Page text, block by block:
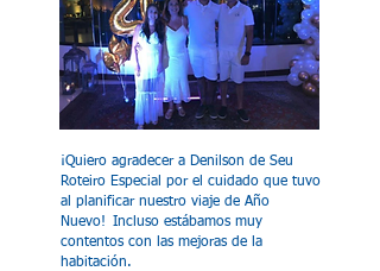
¡Quiero agradecer a Denilson de Seu
Roteiro Especial por el cuidado que tuvo
al planificar nuestro viaje de Año
Nuevo! Incluso estábamos muy
contentos con las mejoras de la
habitación.